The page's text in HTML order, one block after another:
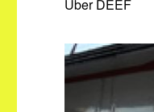
Über DEEF